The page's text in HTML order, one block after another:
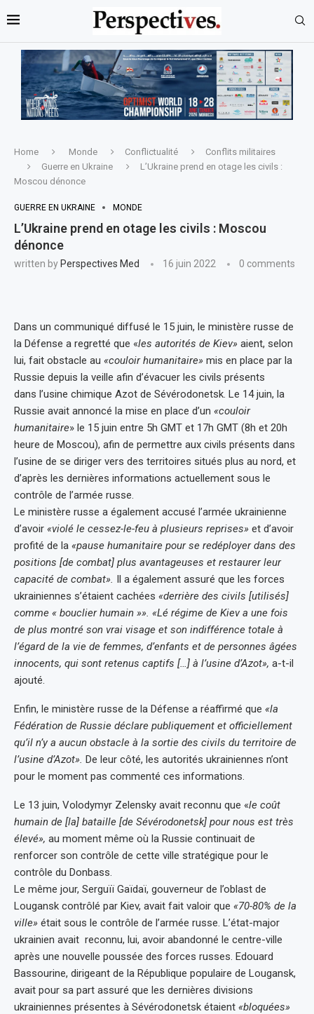
Home Monde Conflictualité
Conflits militaires
Guerre en Ukraine
L’Ukraine prend en otage les civils :
Moscou dénonce
GUERRE EN UKRAINE MONDE
L’Ukraine prend en otage les civils : Moscou
dénonce
written by Perspectives Med 16 juin 2022 0 comments
Dans un communiqué diffusé le 15 juin, le ministère russe de
la Défense a regretté que «les autorités de Kiev» aient, selon
lui, fait obstacle au «couloir humanitaire» mis en place par la
Russie depuis la veille afin d’évacuer les civils présents
dans l’usine chimique Azot de Sévérodonetsk. Le 14 juin, la
Russie avait annoncé la mise en place d’un «couloir
humanitaire» le 15 juin entre 5h GMT et 17h GMT (8h et 20h
heure de Moscou), afin de permettre aux civils présents dans
l’usine de se diriger vers des territoires situés plus au nord, et
d’après les dernières informations actuellement sous le
contrôle de l’armée russe.
Le ministère russe a également accusé l’armée ukrainienne
d’avoir «violé le cessez-le-feu à plusieurs reprises» et d’avoir
profité de la «pause humanitaire pour se redéployer dans des
positions [de combat] plus avantageuses et restaurer leur
capacité de combat». Il a également assuré que les forces
ukrainiennes s’étaient cachées «derrière des civils [utilisés]
comme « bouclier humain »». «Lé régime de Kiev a une fois
de plus montré son vrai visage et son indifférence totale à
l’égard de la vie de femmes, d’enfants et de personnes âgées
innocents, qui sont retenus captifs […] à l’usine d’Azot», a-t-il
ajouté.
Enfin, le ministère russe de la Défense a réaffirmé que «la
Fédération de Russie déclare publiquement et officiellement
qu’il n’y a aucun obstacle à la sortie des civils du territoire de
l’usine d’Azot». De leur côté, les autorités ukrainiennes n’ont
pour le moment pas commenté ces informations.
Le 13 juin, Volodymyr Zelensky avait reconnu que «le coût
humain de [la] bataille [de Sévérodonetsk] pour nous est très
élevé», au moment même où la Russie continuait de
renforcer son contrôle de cette ville stratégique pour le
contrôle du Donbass.
Le même jour, Serguïï Gaïdaï, gouverneur de l’oblast de
Lougansk contrôlé par Kiev, avait fait valoir que «70-80% de la
ville» était sous le contrôle de l’armée russe. L’état-major
ukrainien avait reconnu, lui, avoir abandonné le centre-ville
après une nouvelle poussée des forces russes. Edouard
Bassourine, dirigeant de la République populaire de Lougansk,
avait pour sa part assuré que les dernières divisions
ukrainiennes présentes à Sévérodonetsk étaient «bloquées»